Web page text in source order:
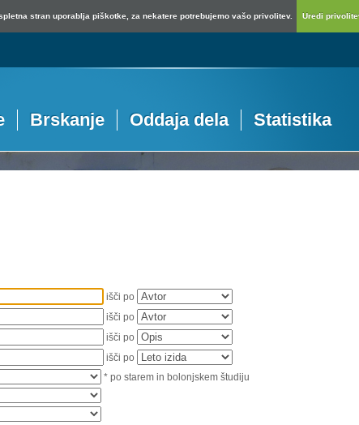
stran uporablja piškotke, za nekatere potrebujemo vašo privolitev. Uredi
Brskanje Oddaja dela Statistika
išči po
išči po
išči po
išči po
* po starem in bolonjskem študiju